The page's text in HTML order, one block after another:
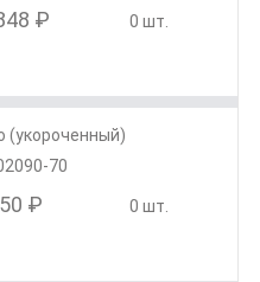
₽ 0 шт.
(укороченный)
70
₽ 0 шт.